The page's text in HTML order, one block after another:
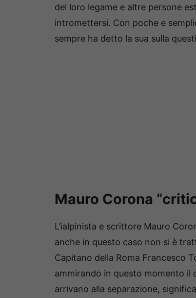
del loro legame e altre persone
intromettersi. Con poche e
sempre ha detto la sua sulla
Mauro Corona
L’ìalpinista e scrittore Mauro
anche in questo caso non si è
Capitano della Roma Francesco
ammirando in questo momento il
arrivano alla separazione,